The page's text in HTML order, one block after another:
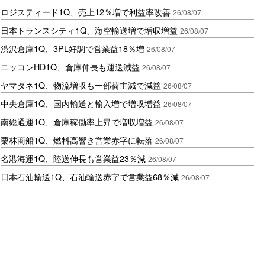
ロジスティード1Q、売上12％増で利益率改善 26/08/07
日本トランスシティ1Q、海空輸送増で増収増益 26/08/07
渋沢倉庫1Q、3PL好調で営業益18％増 26/08/07
ニッコンHD1Q、倉庫伸長も運送減益 26/08/07
ヤマタネ1Q、物流増収も一部荷主減で減益 26/08/07
中央倉庫1Q、国内輸送と輸入増で増収増益 26/08/07
南総通運1Q、倉庫稼働率上昇で増収増益 26/08/07
栗林商船1Q、燃料高響き営業赤字に転落 26/08/07
名港海運1Q、陸送伸長も営業益23％減 26/08/07
日本石油輸送1Q、石油輸送赤字で営業益68％減 26/08/07